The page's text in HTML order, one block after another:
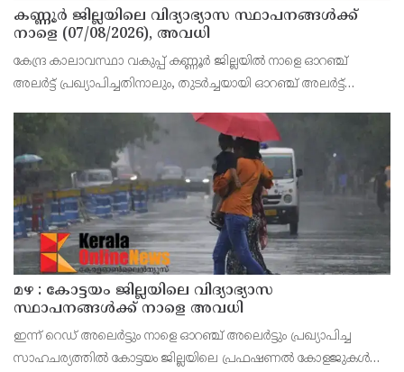
കണ്ണൂർ ജില്ലയിലെ വിദ്യാഭ്യാസ സ്ഥാപനങ്ങള്‍ക്ക്
നാളെ (07/08/2026), അവധി
കേന്ദ്ര കാലാവസ്ഥാ വകുപ്പ് കണ്ണൂർ ജില്ലയിൽ നാളെ ഓറഞ്ച്
അലർട്ട് പ്രഖ്യാപിച്ചതിനാലും, തുടർച്ചയായി ഓറഞ്ച് അലർട്ട്
ജില്ലയിലെ പ്രൊഫഷണൽ കോളേജ് ഉൾപ്പടെ എല
മഴ : കോട്ടയം ജില്ലയിലെ വിദ്യാഭ്യാസ
സ്ഥാപനങ്ങൾക്ക് നാളെ അവധി
ഇന്ന് റെഡ് അലെർട്ടും നാളെ ഓറഞ്ച് അലെർട്ടും പ്രഖ്യാപിച്ച
സാഹചര്യത്തിൽ കോട്ടയം ജില്ലയിലെ പ്രഫഷണൽ കോളജുകൾ